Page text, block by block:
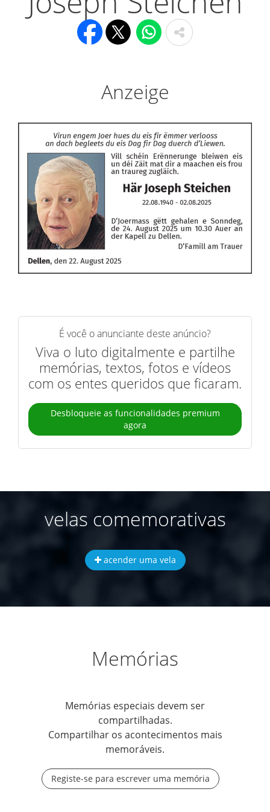
Anzeige
É você o anunciante deste anúncio?
Viva o luto digitalmente e partilhe
memórias, textos, fotos e vídeos
com os entes queridos que ficaram.
Desbloqueie as funcionalidades premium
agora
velas comemorativas
acender uma vela
Memórias
Memórias especiais devem ser
compartilhadas.
Compartilhar os acontecimentos mais
memoráveis.
Registe-se para escrever uma memória